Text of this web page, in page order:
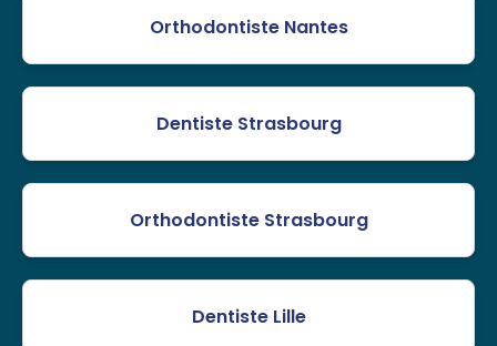
Orthodontiste Nantes
Dentiste Strasbourg
Orthodontiste Strasbourg
Dentiste Lille